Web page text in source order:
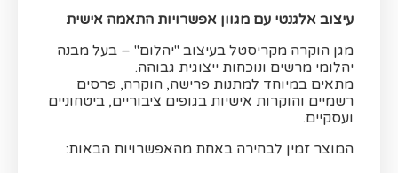
עיצוב אלגנטי עם מגוון אפשרויות התאמה אישית
מגן הוקרה מקריסטל בעיצוב "יהלום" – בעל מבנה
יהלומי מרשים ונוכחות ייצוגית גבוהה.
מתאים במיוחד למתנות פרישה, הוקרה, פרסים
רשמיים והוקרות אישיות בגופים ציבוריים, ביטחוניים
ועסקיים.
המוצר זמין לבחירה באחת מהאפשרויות הבאות: